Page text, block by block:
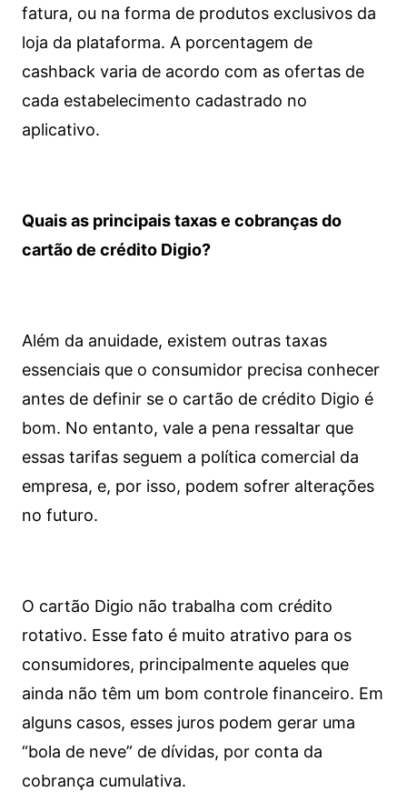
fatura, ou na forma de produtos exclusivos da
loja da plataforma. A porcentagem de
cashback varia de acordo com as ofertas de
cada estabelecimento cadastrado no
aplicativo.
Quais as principais taxas e cobranças do
cartão de crédito Digio?
Além da anuidade, existem outras taxas
essenciais que o consumidor precisa conhecer
antes de definir se o cartão de crédito Digio é
bom. No entanto, vale a pena ressaltar que
essas tarifas seguem a política comercial da
empresa, e, por isso, podem sofrer alterações
no futuro.
O cartão Digio não trabalha com crédito
rotativo. Esse fato é muito atrativo para os
consumidores, principalmente aqueles que
ainda não têm um bom controle financeiro. Em
alguns casos, esses juros podem gerar uma
“bola de neve” de dívidas, por conta da
cobrança cumulativa.